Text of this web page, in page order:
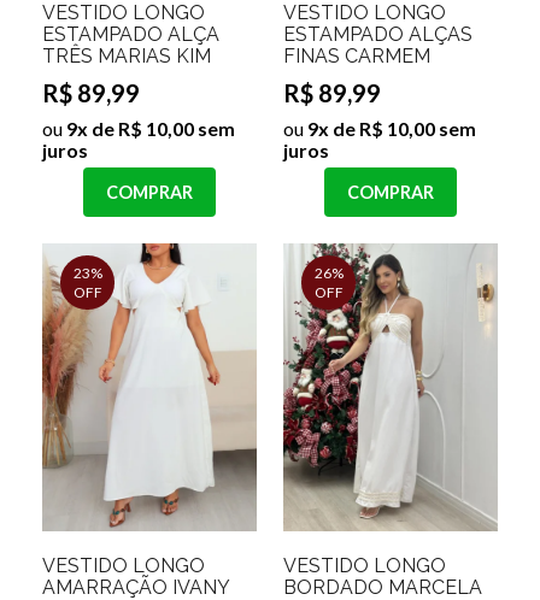
VESTIDO LONGO
ESTAMPADO ALÇA
TRÊS MARIAS KIM
R$ 89,99
ou 9x de R$ 10,00 sem
juros
COMPRAR
VESTIDO LONGO
ESTAMPADO ALÇAS
FINAS CARMEM
R$ 89,99
ou 9x de R$ 10,00 sem
juros
COMPRAR
23%
OFF
VESTIDO LONGO
AMARRAÇÃO IVANY
26%
OFF
VESTIDO LONGO
BORDADO MARCELA